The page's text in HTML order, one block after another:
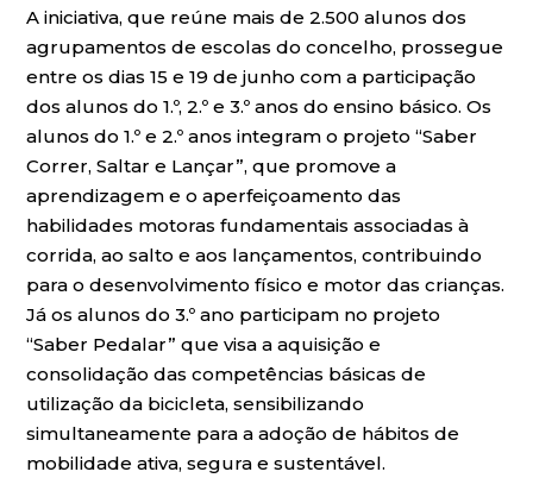
A iniciativa, que reúne mais de 2.500 alunos dos
agrupamentos de escolas do concelho, prossegue
entre os dias 15 e 19 de junho com a participação
dos alunos do 1.º, 2.º e 3.º anos do ensino básico. Os
alunos do 1.º e 2.º anos integram o projeto “Saber
Correr, Saltar e Lançar”, que promove a
aprendizagem e o aperfeiçoamento das
habilidades motoras fundamentais associadas à
corrida, ao salto e aos lançamentos, contribuindo
para o desenvolvimento físico e motor das crianças.
Já os alunos do 3.º ano participam no projeto
“Saber Pedalar” que visa a aquisição e
consolidação das competências básicas de
utilização da bicicleta, sensibilizando
simultaneamente para a adoção de hábitos de
mobilidade ativa, segura e sustentável.